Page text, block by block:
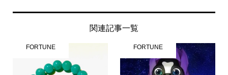
関連記事一覧
FORTUNE FORTUNE